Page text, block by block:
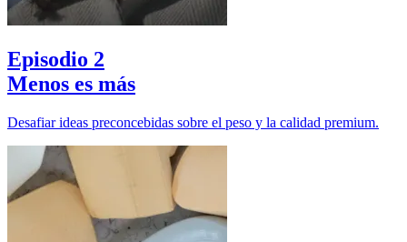
Episodio 2
Menos es más
Desafiar ideas preconcebidas sobre el peso y la calidad premium.